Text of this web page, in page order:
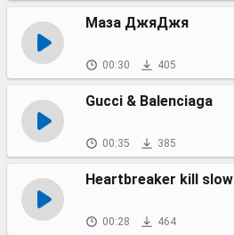
Маза ДжяДжя
00:30 405
Gucci & Balenciaga
00:35 385
Heartbreaker kill slow
00:28 464